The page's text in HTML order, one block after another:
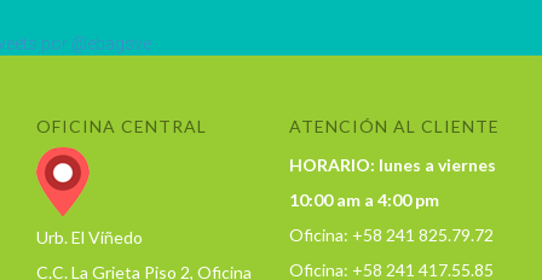
por @ebagsve
OFICINA CENTRAL
Urb. El Viñedo
C.C. La Grieta Piso 2, Oficina
ATENCIÓN AL CLIENTE
HORARIO: lunes a viernes
10:00 am a 4:00 pm
Oficina: +58 241 825.79.72
Oficina: +58 241 417.55.85